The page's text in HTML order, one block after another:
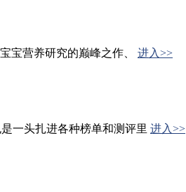
营养研究的巅峰之作、 进入>>
一头扎进各种榜单和测评里 进入>>